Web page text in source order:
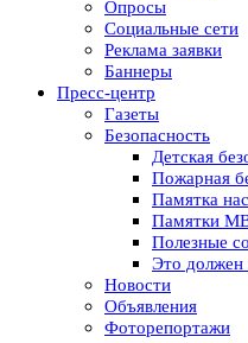
Опросы
Социальные сети
Реклама заявки
Баннеры
Пресс-центр
Газеты
Безопасность
Детская
Пожарная
Памятка
Памятки
Полезные
Это должен
Новости
Объявления
Фоторепортажи